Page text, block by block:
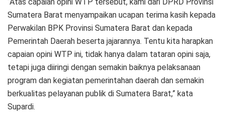
Sumatera Barat menyampaikan ucapan terima kasih kepada
Perwakilan BPK Provinsi Sumatera Barat dan kepada
Pemerintah Daerah beserta jajarannya. Tentu kita harapkan
capaian opini WTP ini, tidak hanya dalam tataran opini saja,
tetapi juga diiringi dengan semakin baiknya pelaksanaan
program dan kegiatan pemerintahan daerah dan semakin
berkualitas pelayanan publik di Sumatera Barat,” kata
Supardi.